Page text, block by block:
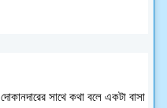
সাথে কথা বলে একটা বাসা